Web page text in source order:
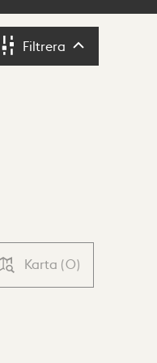
Filtrera Filtrera
Karta (0)